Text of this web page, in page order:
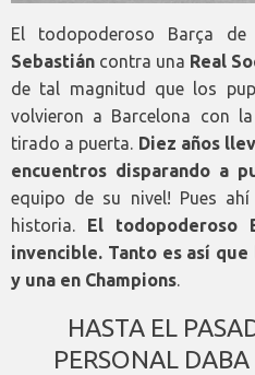
El todopoderoso Barça de
Sebastián contra una Real
de tal magnitud que los
volvieron a Barcelona con
tirado a puerta. Diez años
encuentros disparando a
equipo de su nivel! Pues
historia.
El todopoderoso
invencible. Tanto es así
y una en Champions.
HASTA EL
PERSONAL